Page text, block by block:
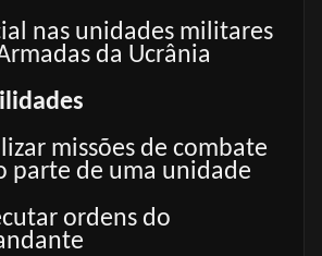
nas unidades militares
da Ucrânia
missões de combate
parte de uma unidade
ordens do